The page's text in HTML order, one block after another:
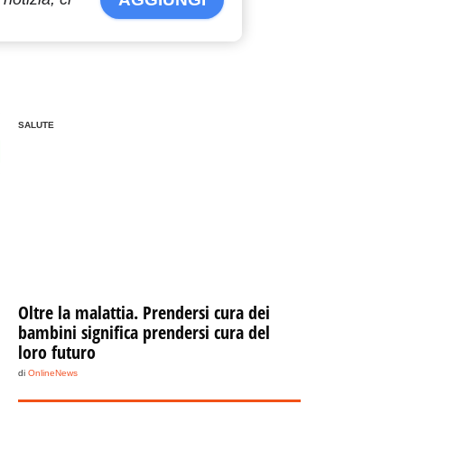
SALUTE
Oltre la malattia. Prendersi cura dei
bambini significa prendersi cura del
loro futuro
di OnlineNews